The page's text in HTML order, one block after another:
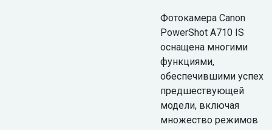
Фотокамера Canon
PowerShot A710 IS
оснащена многими
функциями,
обеспечившими успех
предшествующей
модели, включая
множество режимов